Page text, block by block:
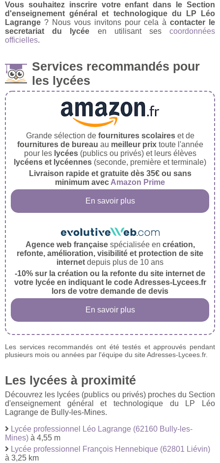
Vous souhaitez inscrire votre enfant dans le Section
d'enseignement général et technologique du LP Léo
Lagrange ? Nous vous invitons pour cela à contacter le
secretariat du lycée en utilisant sescoordonnées
officielles.
Services recommandés pour
les lycées
Grande sélection de fournitures scolaireset de
fournitures de bureau au meilleur prixtoute l'année
pour les lycées(publics ou privés) et leurs élèves
lycéens et lycéennes (seconde, première et terminale)
Livraison rapide et gratuite dès 35€ ou sans
minimum avec Amazon Prime
En savoir plus
Agence web françaisespécialisée en création,
refonte, amélioration, visibilité et protection de site
internet depuis plus de 10 ans
-10% sur la création ou la refonte du site internet de
votre lycée en indiquant le code Adresses-Lycees.fr
lors de votre demande de devis
En savoir plus
Les services recommandés ont été testés et approuvés pendant
plusieurs mois ou années par l'équipe du site Adresses-Lycees.fr.
Les lycées à proximité
Découvrez les lycées (publics ou privés) proches du Section
d'enseignement général et technologique du LP Léo
Lagrange de Bully-les-Mines.
Lycée professionnel Léo Lagrange (62160 Bully-les-
Mines) à 4,55 m
Lycée professionnel François Hennebique (62801 Liévin)
à 3,25 km